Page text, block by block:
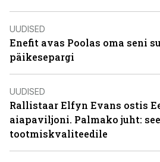
UUDISED
Enefit avas Poolas oma seni
päikesepargi
UUDISED
Rallistaar Elfyn Evans ostis
aiapaviljoni. Palmako juht:
tootmiskvaliteedile